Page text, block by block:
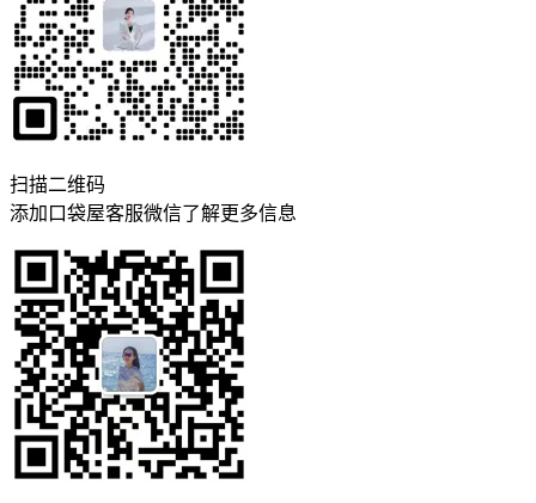
扫描二维码
添加口袋屋客服微信了解更多信息